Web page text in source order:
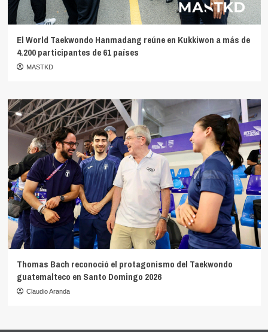
El World Taekwondo Hanmadang reúne en Kukkiwon a más de
4.200 participantes de 61 países
MASTKD
Thomas Bach reconoció el protagonismo del Taekwondo
guatemalteco en Santo Domingo 2026
Claudio Aranda